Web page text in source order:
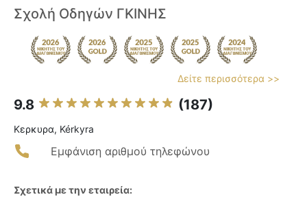
Σχολή Οδηγών ΓΚΙΝΗΣ
Δείτε περισσότερα >>
9.8 (187)
Κερκυρα, Kérkyra
Εμφάνιση αριθμού τηλεφώνου
Σχετικά με την εταιρεία: